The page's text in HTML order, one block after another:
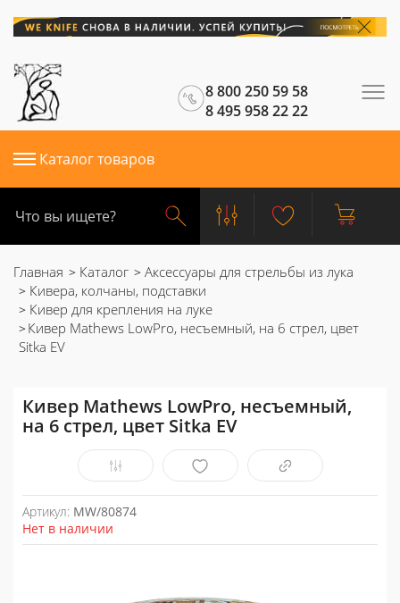
8 800 250 59 58
8 495 958 22 22
Каталог товаров
Главная Каталог
Аксессуары для стрельбы из лука
Кивера, колчаны, подставки
Кивер для крепления на луке
Кивер Mathews LowPro, несъемный, на 6 стрел, цвет
Sitka EV
Кивер Mathews LowPro, несъемный,
на 6 стрел, цвет Sitka EV
Артикул: MW/80874
Нет в наличии